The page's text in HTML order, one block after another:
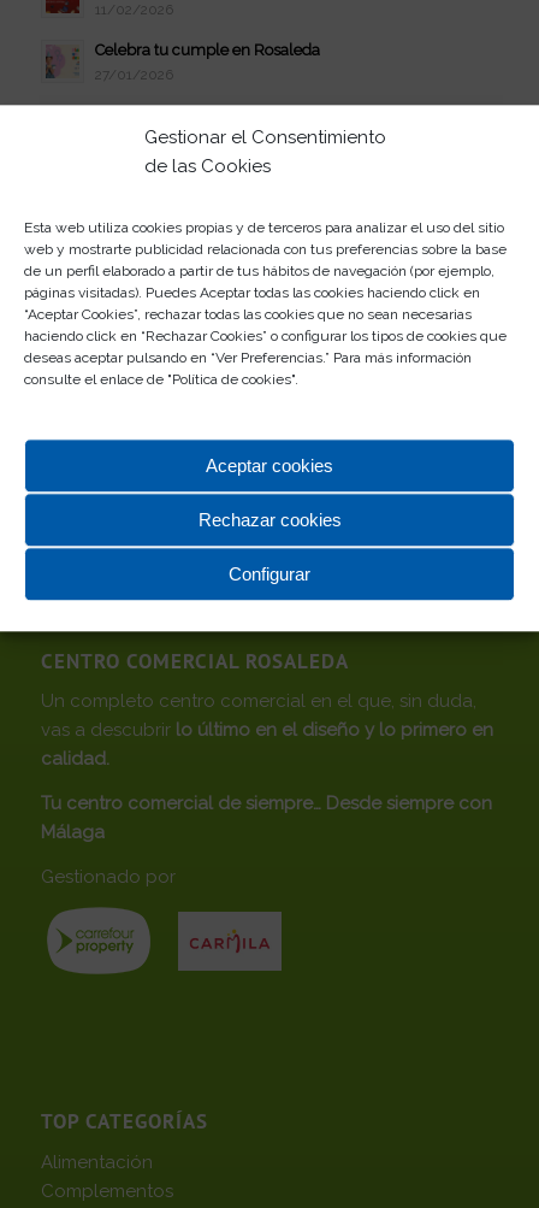
Gestionar el Consentimiento
de las Cookies
Esta web utiliza cookies propias y de terceros para analizar el uso del sitio
web y mostrarte publicidad relacionada con tus preferencias sobre la base
de un perfil elaborado a partir de tus hábitos de navegación (por ejemplo,
páginas visitadas). Puedes Aceptar todas las cookies haciendo click en
“Aceptar Cookies”, rechazar todas las cookies que no sean necesarias
haciendo click en “Rechazar Cookies” o configurar los tipos de cookies que
deseas aceptar pulsando en “Ver Preferencias.” Para más información
consulte el enlace de "Política de cookies".
Aceptar cookies
Rechazar cookies
Configurar
11/02/2026
Celebra tu cumple en Rosaleda
27/01/2026
18/11/2025
¡Nueva apertura! Emblems en CC Rosaleda
29/08/2025
¡Nueva apertura! Geek Atmosphere en CC Rosaleda
09/07/2025
¡Nueva apertura! 5ÀSEC en CC Rosaleda
4 de febrero: Día Mundial contra el Cáncer
CENTRO COMERCIAL ROSALEDA
Un completo centro comercial en el que, sin duda,
vas a descubrir lo último en el diseño y lo primero en
calidad.
Tu centro comercial de siempre… Desde siempre con
Málaga
Gestionado por
TOP CATEGORÍAS
Alimentación
Complementos